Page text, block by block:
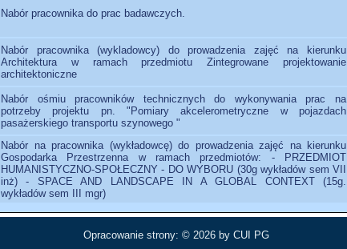
Nabór pracownika do prac badawczych.
Nabór pracownika (wykladowcy) do prowadzenia zajęć na kierunku
Architektura w ramach przedmiotu Zintegrowane projektowanie
architektoniczne
Nabór ośmiu pracowników technicznych do wykonywania prac na
potrzeby projektu pn. "Pomiary akcelerometryczne w pojazdach
pasażerskiego transportu szynowego "
Nabór na pracownika (wykładowcę) do prowadzenia zajęć na kierunku
Gospodarka Przestrzenna w ramach przedmiotów: - PRZEDMIOT
HUMANISTYCZNO-SPOŁECZNY - DO WYBORU (30g wykładów sem VII
inż) - SPACE AND LANDSCAPE IN A GLOBAL CONTEXT (15g.
wykładów sem III mgr)
Opracowanie strony: © 2026 by CUI PG